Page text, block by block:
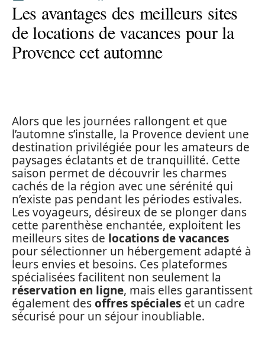
Les avantages des meilleurs sites
de locations de vacances pour la
Provence cet automne
Alors que les journées rallongent et que
l’automne s’installe, la Provence devient une
destination privilégiée pour les amateurs de
paysages éclatants et de tranquillité. Cette
saison permet de découvrir les charmes
cachés de la région avec une sérénité qui
n’existe pas pendant les périodes estivales.
Les voyageurs, désireux de se plonger dans
cette parenthèse enchantée, exploitent les
meilleurs sites de locations de vacances
pour sélectionner un hébergement adapté à
leurs envies et besoins. Ces plateformes
spécialisées facilitent non seulement la
réservation en ligne, mais elles garantissent
également desoffres spéciales et un cadre
sécurisé pour un séjour inoubliable.